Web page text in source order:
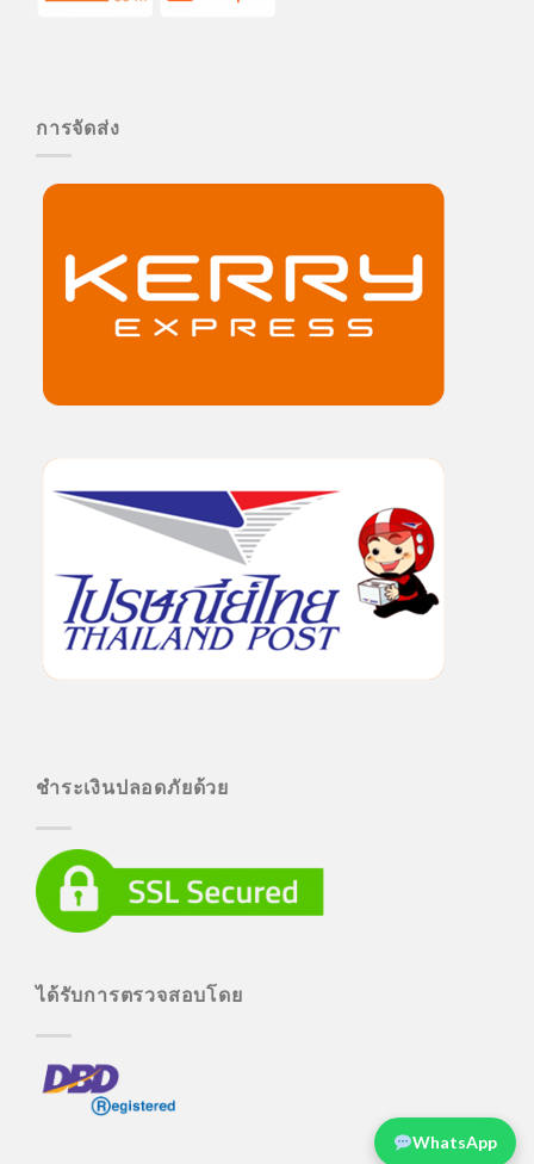
การจัดส่ง
ชำระเงินปลอดภัยด้วย
ได้รับการตรวจสอบโดย
WhatsApp